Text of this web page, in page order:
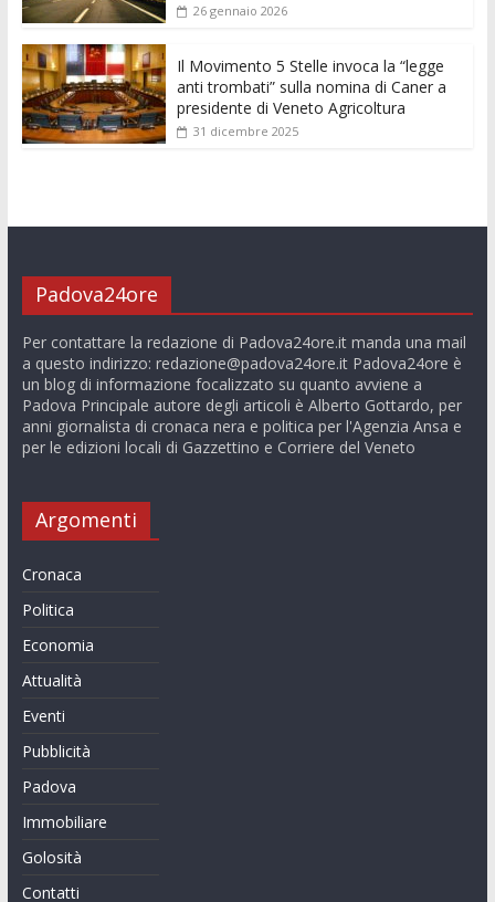
26 gennaio 2026
Il Movimento 5 Stelle invoca la “legge
anti trombati” sulla nomina di Caner a
presidente di Veneto Agricoltura
31 dicembre 2025
Padova24ore
Per contattare la redazione di Padova24ore.it manda una mail
a questo indirizzo: redazione@padova24ore.itPadova24ore è
un blog di informazione focalizzato su quanto avviene a
Padova Principale autore degli articoli è Alberto Gottardo, per
anni giornalista di cronaca nera e politica per l'Agenzia Ansa e
per le edizioni locali di Gazzettino e Corriere del Veneto
Argomenti
Cronaca
Politica
Economia
Attualità
Eventi
Pubblicità
Padova
Immobiliare
Golosità
Contatti